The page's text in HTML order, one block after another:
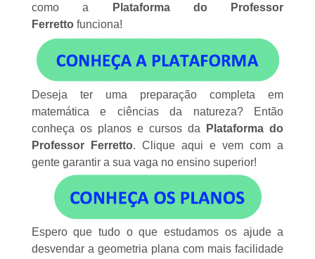
como a
Plataforma do Professor
Ferrettofunciona!
Deseja ter uma preparação completa em
matemática e ciências da natureza? Então
conheça os planos e cursos da
Plataforma do
Professor Ferretto. Clique aqui e vem com a
gente garantir a sua vaga no ensino superior!
Espero que tudo o que estudamos os ajude a
desvendar a geometria plana com mais facilidade